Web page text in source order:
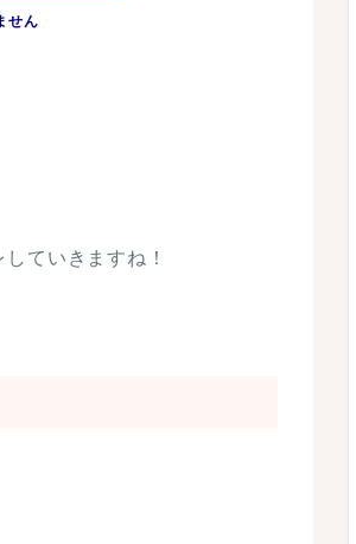
せん
ていきますね！